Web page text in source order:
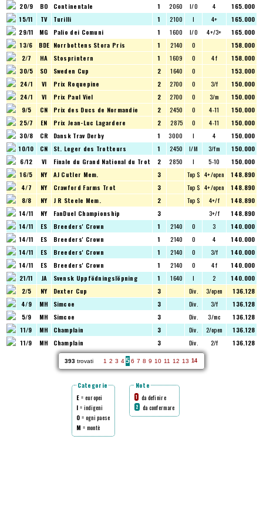
20/9
BO Continentale 1 2060 I/O 4
165.000
15/11
TV Turilli 1 2100 I 4+
165.000
29/11
MG Palio dei Comuni 1 1600 I/O 4+/3+
165.000
13/6
BDE Norrbottens Stora Pris 1 2140 O
158.000
2/7
HA Stosprintern 1 1609 O 4 f
158.000
30/5
SO Sweden Cup 2 1640 O
153.000
24/1
VI Prix Roquepine 2 2700 O 3/f
150.000
24/1
VI Prix Paul Viel 2 2700 O 3/m
150.000
9/5
CN Prix des Ducs de Normandie 2 2450 O 4-11
150.000
25/7
EN Prix Jean-Luc Lagardere 2 2875 O 4-11
150.000
30/8
CR Dansk Trav Derby 1 3000 I 4
150.000
10/10
CN St. Leger des Trotteurs 1 2450 I/M 3/fm
150.000
6/12
VI Finale du Grand National du Trot 2 2850 I 5-10
150.000
16/5
NY AJ Cutler Mem. 3 Top $ 4+/open
148.890
4/7
NY Crawford Farms Trot 3 Top $ 4+/open
148.890
8/8
NY J R Steele Mem. 2 Top $ 4+/f
148.890
14/11
NY FanDuel Championship 3 3+/f
148.890
14/11
ES Breeders' Crown 1 2140 O 3
140.000
14/11
ES Breeders' Crown 1 2140 O 4
140.000
14/11
ES Breeders' Crown 1 2140 O 3/f
140.000
14/11
ES Breeders' Crown 1 2140 O 4 f
140.000
21/11
JA Svensk Uppfödningslöpning 1 1640 I 2
140.000
2/5
NY Dexter Cup 3 Div. 3/open
136.128
4/9
MH Simcoe 3 Div. 3/f
136.128
5/9
MH Simcoe 3 Div. 3/mc
136.128
11/9
MH Champlain 3 Div. 2/open
136.128
11/9
MH Champlain 3 Div. 2/f 136.128
393 trovati 1 2 3 456 7 8 9 10 11 12 13 14
Categorie
E = europei
I = indigeni
O = ogni paese
M = montè
Note
1 da definire
2 da confermare